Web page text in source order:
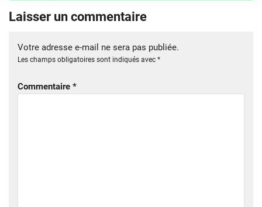
Laisser un commentaire
Votre adresse e-mail ne sera pas publiée.
Les champs obligatoires sont indiqués avec *
Commentaire *